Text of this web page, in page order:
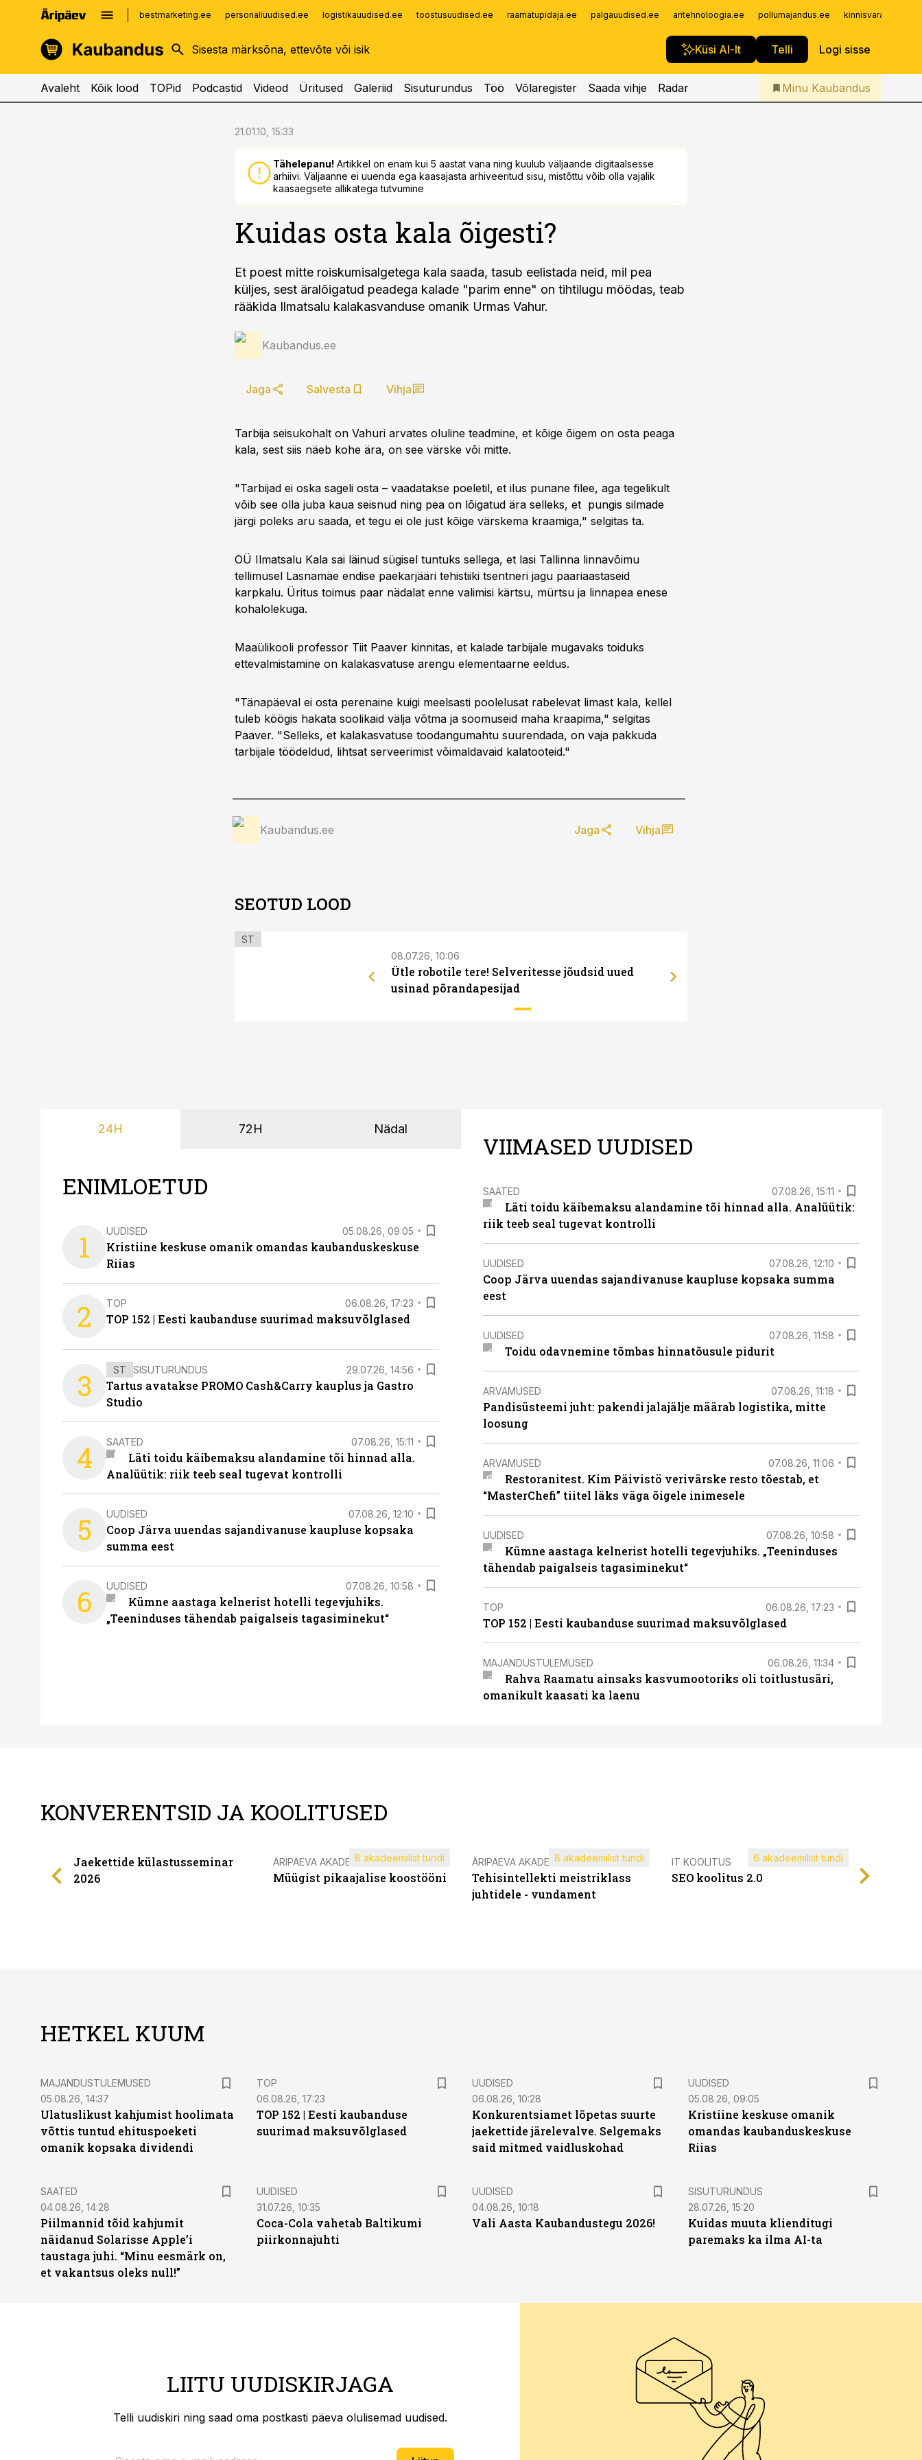
bestmarketing.ee personaliuudised.ee logistikauudised.ee toostusuudised.ee raamatupidaja.ee palgauudised.ee aritehnoloogia.ee pollumajandus.ee
Küsi AI-lt Telli Logi sisse
kinnisvarauudised.ee
logistikauudised.ee
imelineajalugu.ee
Infopank
Iseteenindus
Telli Kaubandus
Avaleht Kõik lood TOPid Podcastid Videod Üritused Galeriid Sisuturundus Töö Võlaregister Saada vihje Radar Minu Kaubandus
21.01.10, 15:33
Tähelepanu! Artikkel on enam kui 5 aastat vana ning kuulub väljaande digitaalsesse
arhiivi. Väljaanne ei uuenda ega kaasajasta arhiveeritud sisu, mistõttu võib olla vajalik
kaasaegsete allikatega tutvumine
Kuidas osta kala õigesti?
Et poest mitte roiskumisalgetega kala saada, tasub eelistada neid, mil pea
küljes, sest äralõigatud peadega kalade "parim enne" on tihtilugu möödas, teab
rääkida Ilmatsalu kalakasvanduse omanik Urmas Vahur.
Kaubandus.ee
Jaga Salvesta Vihja
Tarbija seisukohalt on Vahuri arvates oluline teadmine, et kõige õigem on osta peaga
kala, sest siis näeb kohe ära, on see värske või mitte.
"Tarbijad ei oska sageli osta – vaadatakse poeletil, et ilus punane filee, aga tegelikult
võib see olla juba kaua seisnud ning pea on lõigatud ära selleks, et pungis silmade
järgi poleks aru saada, et tegu ei ole just kõige värskema kraamiga," selgitas ta.
OÜ Ilmatsalu Kala sai läinud sügisel tuntuks sellega, et lasi Tallinna linnavõimu
tellimusel Lasnamäe endise paekarjääri tehistiiki tsentneri jagu paariaastaseid
karpkalu. Üritus toimus paar nädalat enne valimisi kärtsu, mürtsu ja linnapea enese
kohalolekuga.
Maaülikooli professor Tiit Paaver kinnitas, et kalade tarbijale mugavaks toiduks
ettevalmistamine on kalakasvatuse arengu elementaarne eeldus.
"Tänapäeval ei osta perenaine kuigi meelsasti poolelusat rabelevat limast kala, kellel
tuleb köögis hakata soolikaid välja võtma ja soomuseid maha kraapima," selgitas
Paaver. "Selleks, et kalakasvatuse toodangumahtu suurendada, on vaja pakkuda
tarbijale töödeldud, lihtsat serveerimist võimaldavaid kalatooteid."
Kaubandus.ee Jaga Vihja
SEOTUD LOOD
ST
08.07.26, 10:06
Ütle robotile tere! Selveritesse jõudsid uued
usinad põrandapesijad
24H 72H Nädal
ENIMLOETUD
1 UUDISED 05.08.26, 09:05
Kristiine keskuse omanik omandas kaubanduskeskuse
Riias
2 TOP 06.08.26, 17:23
TOP 152 | Eesti kaubanduse suurimad maksuvõlglased
3 ST SISUTURUNDUS 29.07.26, 14:56
Tartus avatakse PROMO Cash&Carry kauplus ja Gastro
Studio
4 SAATED 07.08.26, 15:11
Läti toidu käibemaksu alandamine tõi hinnad alla.
Analüütik: riik teeb seal tugevat kontrolli
5 UUDISED 07.08.26, 12:10
Coop Järva uuendas sajandivanuse kaupluse kopsaka
summa eest
6 UUDISED 07.08.26, 10:58
Kümne aastaga kelnerist hotelli tegevjuhiks.
„Teeninduses tähendab paigalseis tagasiminekut“
VIIMASED UUDISED
SAATED 07.08.26, 15:11
Läti toidu käibemaksu alandamine tõi hinnad alla. Analüütik:
riik teeb seal tugevat kontrolli
UUDISED 07.08.26, 12:10
Coop Järva uuendas sajandivanuse kaupluse kopsaka summa
eest
UUDISED 07.08.26, 11:58
Toidu odavnemine tõmbas hinnatõusule pidurit
ARVAMUSED 07.08.26, 11:18
Pandisüsteemi juht: pakendi jalajälje määrab logistika, mitte
loosung
ARVAMUSED 07.08.26, 11:06
Restoranitest. Kim Päivistö verivärske resto tõestab, et
“MasterChefi” tiitel läks väga õigele inimesele
UUDISED 07.08.26, 10:58
Kümne aastaga kelnerist hotelli tegevjuhiks. „Teeninduses
tähendab paigalseis tagasiminekut“
TOP 06.08.26, 17:23
TOP 152 | Eesti kaubanduse suurimad maksuvõlglased
MAJANDUSTULEMUSED 06.08.26, 11:34
Rahva Raamatu ainsaks kasvumootoriks oli toitlustusäri,
omanikult kaasati ka laenu
KONVERENTSID JA KOOLITUSED
Jaekettide külastusseminar
2026
ÄRIPÄEVA AKADEEMIA
Müügist pikaajalise koostööni
8 akadeemilist tundi ÄRIPÄEVA AKADEEMIA
Tehisintellekti meistriklass
juhtidele - vundament
8 akadeemilist tundi IT KOOLITUS
SEO koolitus 2.0
6 akadeemilist tundi
HETKEL KUUM
MAJANDUSTULEMUSED
05.08.26, 14:37
Ulatuslikust kahjumist hoolimata
võttis tuntud ehituspoeketi
omanik kopsaka dividendi
TOP
06.08.26, 17:23
TOP 152 | Eesti kaubanduse
suurimad maksuvõlglased
UUDISED
06.08.26, 10:28
Konkurentsiamet lõpetas suurte
jaekettide järelevalve. Selgemaks
said mitmed vaidluskohad
UUDISED
05.08.26, 09:05
Kristiine keskuse omanik
omandas kaubanduskeskuse
Riias
SAATED
04.08.26, 14:28
Piilmannid tõid kahjumit
näidanud Solarisse Apple’i
taustaga juhi. “Minu eesmärk on,
et vakantsus oleks null!”
UUDISED
31.07.26, 10:35
Coca-Cola vahetab Baltikumi
piirkonnajuhti
UUDISED
04.08.26, 10:18
Vali Aasta Kaubandustegu 2026!
ST
SISUTURUNDUS
28.07.26, 15:20
Kuidas muuta klienditugi
paremaks ka ilma AI-ta
LIITU UUDISKIRJAGA
Telli uudiskiri ning saad oma postkasti päeva olulisemad uudised.